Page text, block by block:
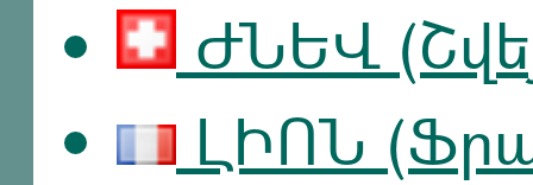
ԺՆԵՎ
ԼԻՈՆ